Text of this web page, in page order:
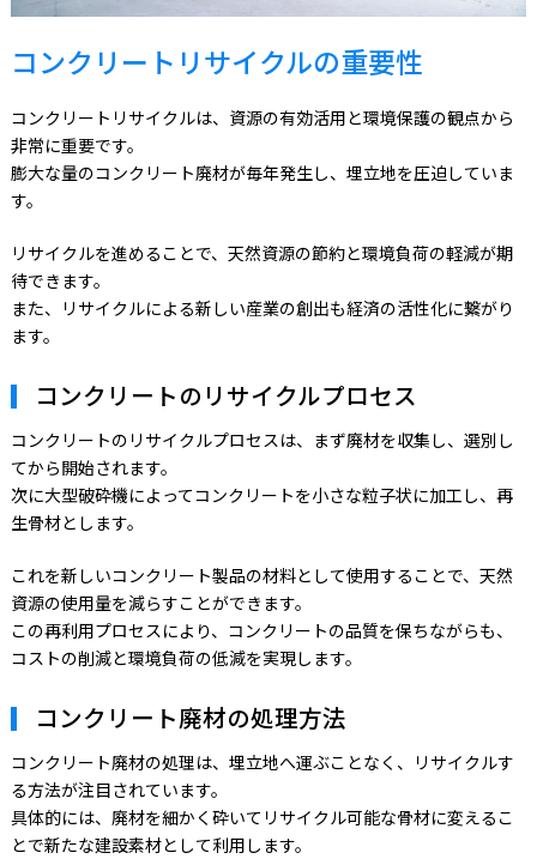
コンクリートリサイクルの重要性
コンクリートリサイクルは、資源の有効活用と環境保護の観点から
非常に重要です。
膨大な量のコンクリート廃材が毎年発生し、埋立地を圧迫していま
す。
リサイクルを進めることで、天然資源の節約と環境負荷の軽減が期
待できます。
また、リサイクルによる新しい産業の創出も経済の活性化に繋がり
ます。
コンクリートのリサイクルプロセス
コンクリートのリサイクルプロセスは、まず廃材を収集し、選別し
てから開始されます。
次に大型破砕機によってコンクリートを小さな粒子状に加工し、再
生骨材とします。
これを新しいコンクリート製品の材料として使用することで、天然
資源の使用量を減らすことができます。
この再利用プロセスにより、コンクリートの品質を保ちながらも、
コストの削減と環境負荷の低減を実現します。
コンクリート廃材の処理方法
コンクリート廃材の処理は、埋立地へ運ぶことなく、リサイクルす
る方法が注目されています。
具体的には、廃材を細かく砕いてリサイクル可能な骨材に変えるこ
とで新たな建設素材として利用します。